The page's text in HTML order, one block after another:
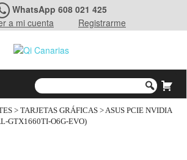
WhatsApp 608 021 425
a mi cuenta
Registrarme
> TARJETAS GRÁFICAS > ASUS PCIE NVIDIA
GTX1660TI-O6G-EVO)